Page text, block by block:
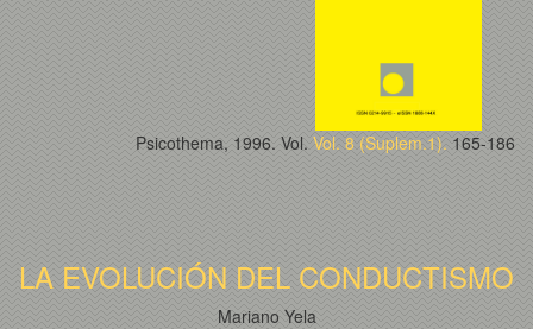
Psicothema, 1996. Vol. Vol. 8 (Suplem.1). 165-186
LA EVOLUCIÓN DEL CONDUCTISMO
Mariano Yela